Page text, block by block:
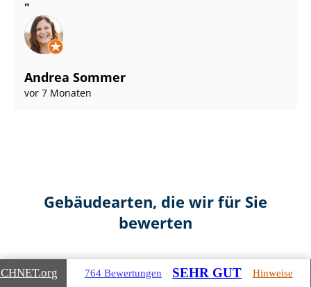
Andrea Sommer
vor 7 Monaten
Gebäudearten, die wir für Sie
bewerten
.org 764 Bewertungen SEHR GUT Hinweise